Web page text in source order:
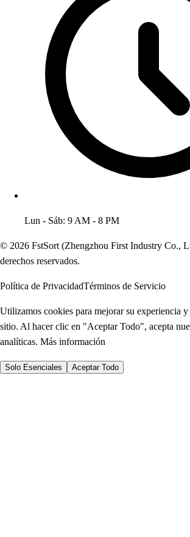
Lun - Sáb: 9 AM - 8 PM
© 2026 FstSort (Zhengzhou First Industry Co.,
derechos reservados.
Política de PrivacidadTérminos de Servicio
Utilizamos cookies para mejorar su experiencia
sitio. Al hacer clic en "Aceptar Todo", acepta
analíticas. Más información
Solo Esenciales Aceptar Todo